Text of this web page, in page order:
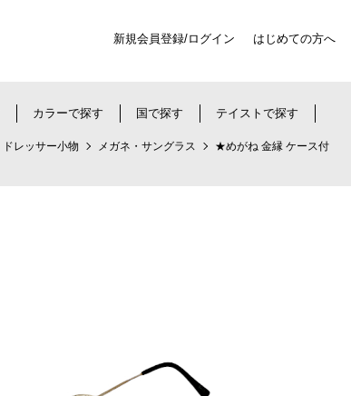
新規会員登録/ログイン はじめての方へ
カラーで探す 国で探す テイストで探す
ドレッサー小物 メガネ・サングラス ★めがね 金縁 ケース付